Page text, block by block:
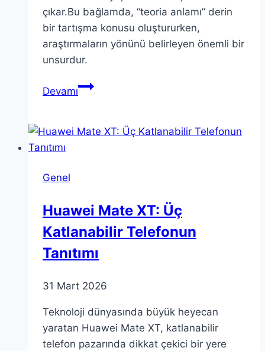
çıkar.Bu bağlamda, “teoria anlamı” derin
bir tartışma konusu oluştururken,
araştırmaların yönünü belirleyen önemli bir
unsurdur.
DevamıTeoria:
Anlamı
Genel
Huawei Mate XT: Üç
Katlanabilir Telefonun
Tanıtımı
31 Mart 2026
Teknoloji dünyasında büyük heyecan
yaratan Huawei Mate XT, katlanabilir
telefon pazarında dikkat çekici bir yere